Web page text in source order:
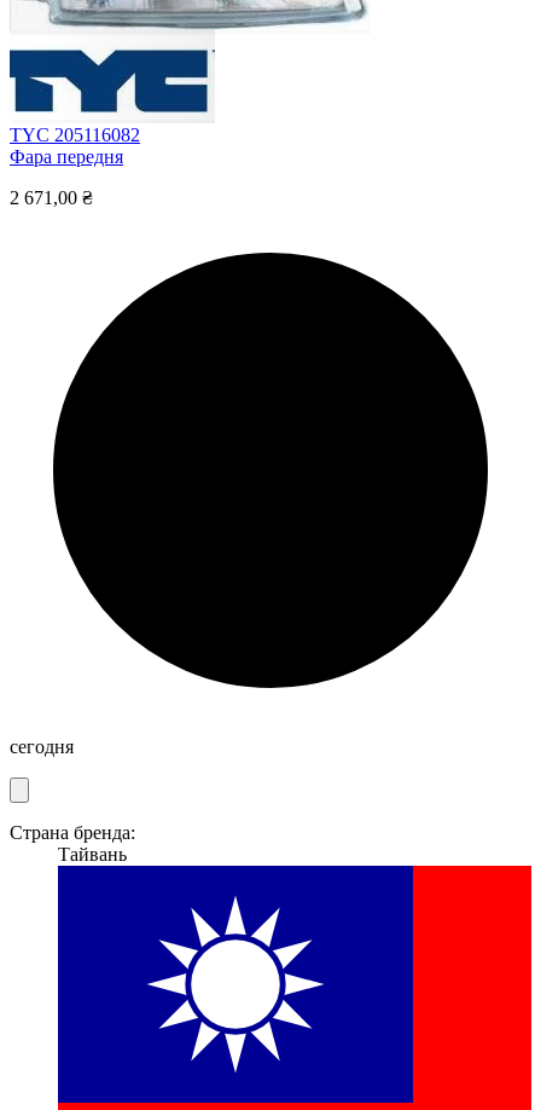
TYC 205116082
Фара передня
2 671,00 ₴
сегодня
Страна бренда:
Тайвань